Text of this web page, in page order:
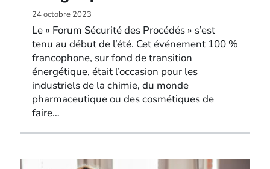
24 octobre 2023
Le « Forum Sécurité des Procédés » s’est
tenu au début de l’été. Cet événement 100 %
francophone, sur fond de transition
énergétique, était l’occasion pour les
industriels de la chimie, du monde
pharmaceutique ou des cosmétiques de
faire…